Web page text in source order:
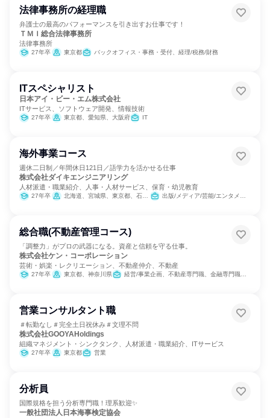
法律事務所の経理職
弁護士の最高のパフォーマンスを引き出すお仕事です！
ＴＭＩ総合法律事務所
法律事務所
27年卒 東京都 バックオフィス・事務・受付、経理/税務/財務
ITスペシャリスト
日本アイ・ビー・エム株式会社
ITサービス、ソフトウェア開発、情報技術
27年卒 東京都、愛知県、大阪府 IT
海外事業コース
週休二日制／年間休日121日／語学力を活かせる仕事
株式会社ダイキエンジニアリング
人材派遣・職業紹介、人事・人材サービス、保育・幼児教育
27年卒 北海道、宮城県、東京都、石川県、愛知県、大阪府、広島県、福岡県 出版/メディア/芸能/エンタメ専門職、営業、バックオフィス・事務・受付、広報/IR
総合職(不動産管理コース)
「調整力」がプロの武器になる。資産と信頼を守る仕事。
株式会社ケン・コーポレーション
芸術・娯楽・レクリエーション、不動産仲介、不動産
27年卒 東京都、神奈川県 経営/事業企画、不動産専門職、金融専門職、バックオフィス・事務・受付、総務、建築/土木/プラント専門職
営業コンサルタント職
＃転勤なし＃完全土日祝休み＃文理不問
株式会社GOOYAHoldings
組織マネジメント・シンクタンク、人材派遣・職業紹介、ITサービス
27年卒 東京都 営業
分析員
国際規格を担う分析専門職！理系歓迎✨
一般社団法人日本海事検定協会